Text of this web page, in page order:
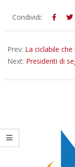
2016-
Condividi:
Prev: La ciclabile
Next: Presidenti di